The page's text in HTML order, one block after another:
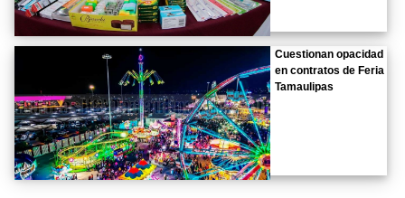
Cuestionan opacidad
en contratos de Feria
Tamaulipas